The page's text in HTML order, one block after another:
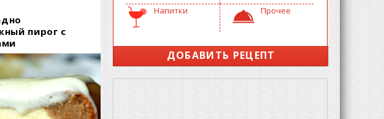
пирог с
Напитки Прочее
ДОБАВИТЬ РЕЦЕПТ